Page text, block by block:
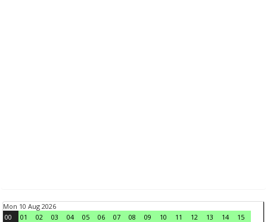
Mon 10 Aug 2026
00
01 02 03 04 05 06 07 08 09 10 11 12 13 14
15